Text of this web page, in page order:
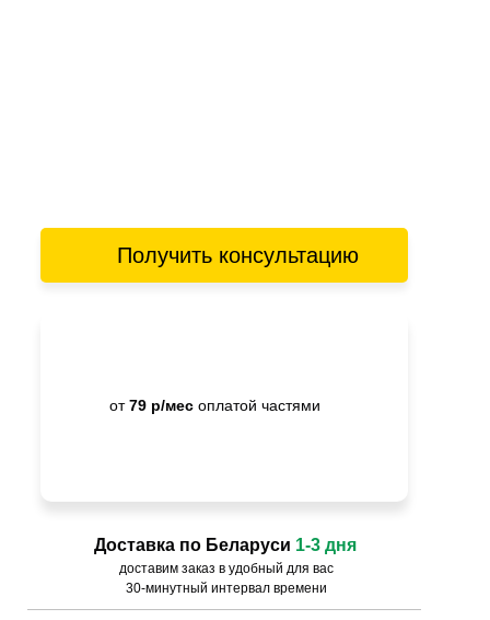
Получить консультацию
от79 р/мес оплатой частями
доставим заказ в удобный для вас
30-минутный интервал времени
Доставка по Беларуси 1-3 дня